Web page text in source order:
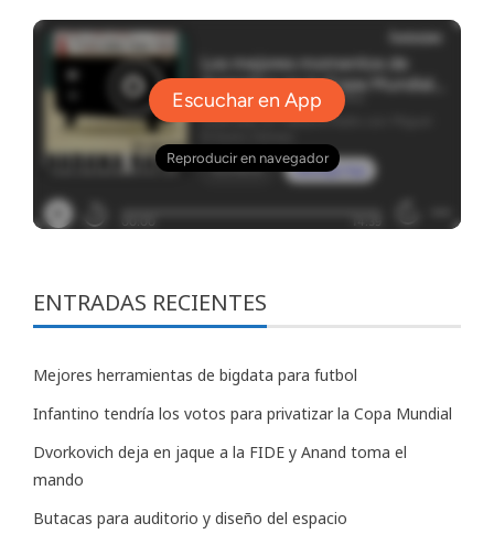
ENTRADAS RECIENTES
Mejores herramientas de bigdata para futbol
Infantino tendría los votos para privatizar la Copa Mundial
Dvorkovich deja en jaque a la FIDE y Anand toma el
mando
Butacas para auditorio y diseño del espacio